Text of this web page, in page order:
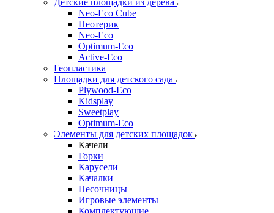
Детские площадки из дерева
Neo-Eco Cube
Неотерик
Neo-Eco
Оptimum-Еco
Active-Eco
Геопластика
Площадки для детского сада
Plywood-Eco
Kidsplay
Sweetplay
Оptimum-Еco
Элементы для детских площадок
Качели
Горки
Карусели
Качалки
Песочницы
Игровые элементы
Комплектующие